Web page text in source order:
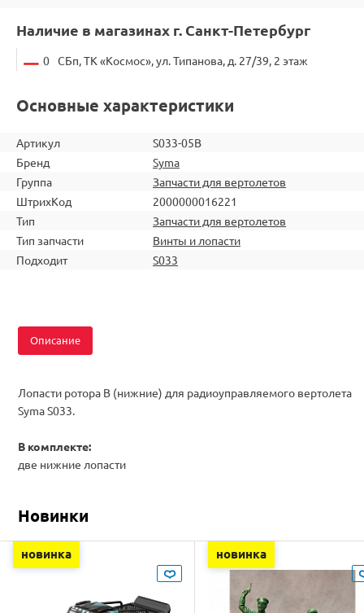
Наличие в магазинах г. Санкт-Петербург
0 СБп, ТК «Космос», ул. Типанова, д. 27/39, 2 этаж
Основные характеристики
Артикул
S033-05B
Бренд
Syma
Группа
Запчасти для вертолетов
ШтрихКод
2000000016221
Тип
Запчасти для вертолетов
Тип запчасти
Винты и лопасти
Подходит
S033
Описание
Лопасти ротора B (нижние) для радиоуправляемого вертолета
Syma S033.
В комплекте:
две нижние лопасти
Новинки
новинка новинка